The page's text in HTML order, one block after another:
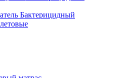
Бактерицидный